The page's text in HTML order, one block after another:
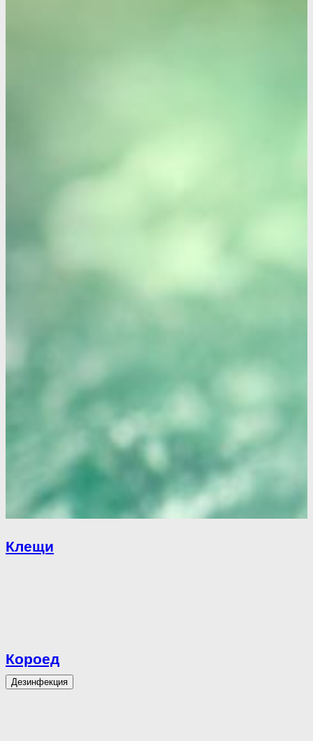
Клещи
Короед
Дезинфекция